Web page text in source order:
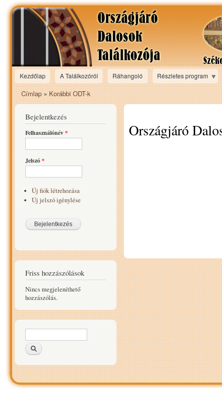
Main menu
Kezdőlap A Találkozóról Ráhangoló Részletes program
Jelenlegi hely
Címlap » Korábbi ODT-k
Bejelentkezés
Felhasználónév*
Jelszó*
Új fiók létrehozása
Új jelszó igénylése
Friss hozzászólások
Nincs megjeleníthető
hozzászólás.
Keresés űrlap
Országjáró